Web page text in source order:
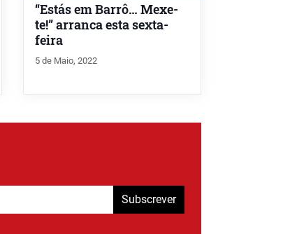
“Estás em Barrô… Mexe-
te!” arranca esta sexta-
feira
5 de Maio, 2022
Subscrever